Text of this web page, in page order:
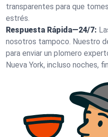
transparentes para que
estrés.
Respuesta Rápida—24/7:
nosotros tampoco. Nuestro
para enviar un plomero
Nueva York, incluso noches,